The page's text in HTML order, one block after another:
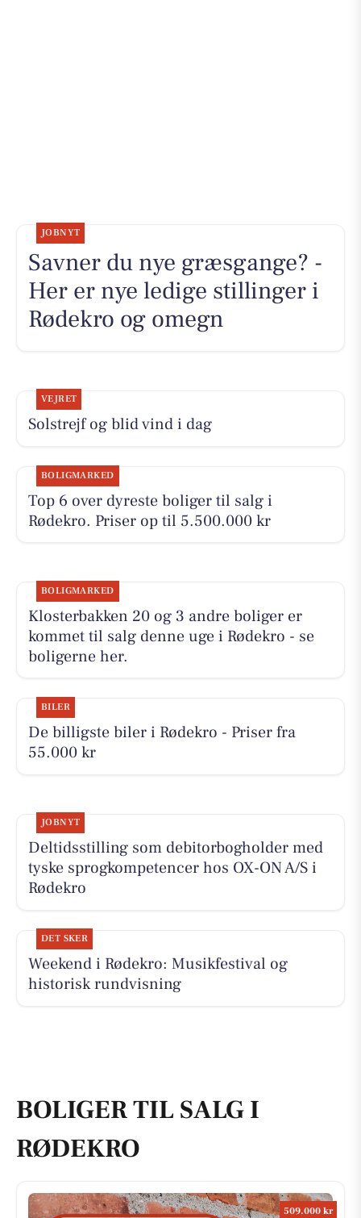
JOBNYT
Savner du nye græsgange? -
Her er nye ledige stillinger i
Rødekro og omegn
VEJRET
Solstrejf og blid vind i dag
BOLIGMARKED
Top 6 over dyreste boliger til salg i
Rødekro. Priser op til 5.500.000 kr
BOLIGMARKED
Klosterbakken 20 og 3 andre boliger er
kommet til salg denne uge i Rødekro - se
boligerne her.
BILER
De billigste biler i Rødekro - Priser fra
55.000 kr
JOBNYT
Deltidsstilling som debitorbogholder med
tyske sprogkompetencer hos OX-ON A/S i
Rødekro
DET SKER
Weekend i Rødekro: Musikfestival og
historisk rundvisning
BOLIGER TIL SALG I
RØDEKRO
509.000 kr